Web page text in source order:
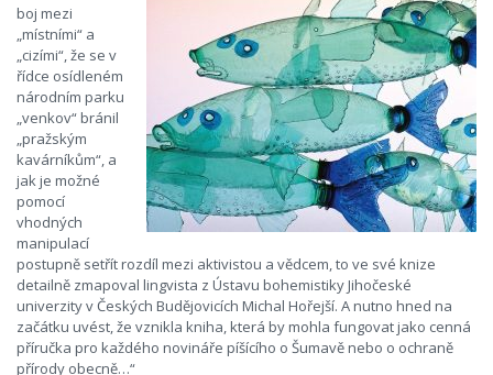
boj mezi
„místními“ a
„cizími“, že se v
řídce osídleném
národním parku
„venkov“ bránil
„pražským
kavárníkům“, a
jak je možné
pomocí
vhodných
manipulací
postupně setřít rozdíl mezi aktivistou a vědcem, to ve své knize
detailně zmapoval lingvista z Ústavu bohemistiky Jihočeské
univerzity v Českých Budějovicích Michal Hořejší. A nutno hned na
začátku uvést, že vznikla kniha, která by mohla fungovat jako cenná
příručka pro každého novináře píšícího o Šumavě nebo o ochraně
přírody obecně…“